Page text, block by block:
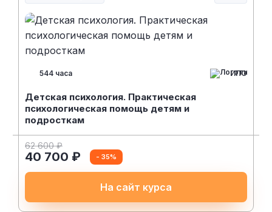
544 часа ИПО
Детская психология. Практическая
психологическая помощь детям и
подросткам
62 600 ₽
40 700 ₽ - 35%
На сайт курса